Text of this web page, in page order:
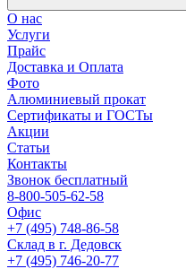
О нас
Услуги
Прайс
Доставка и Оплата
Фото
Алюминиевый прокат
Сертификаты и ГОСТы
Акции
Статьи
Контакты
Звонок бесплатный
8-800-505-62-58
Офис
+7 (495) 748-86-58
Склад в г. Дедовск
+7 (495) 746-20-77